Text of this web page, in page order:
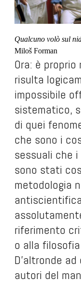
Qualcuno volò sul
Miloš Forman
Ora: è
risulta
impossibile
sistematico,
di quei
che sono i
sessuali che
sono stati
metodologia
riferimento
o alla
D’altronde
autori del